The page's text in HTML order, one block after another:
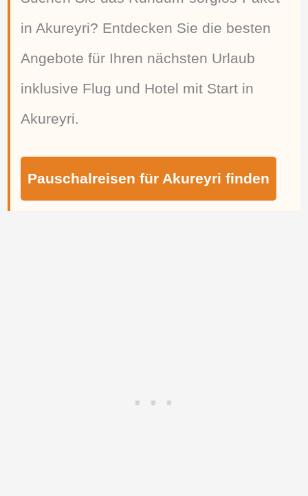
in Akureyri? Entdecken Sie die besten
Angebote für Ihren nächsten Urlaub
inklusive Flug und Hotel mit Start in
Akureyri.
Pauschalreisen für Akureyri finden